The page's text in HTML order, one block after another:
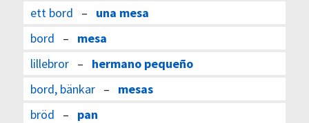
ett bord – una mesa
bord – mesa
lillebror– hermano pequeño
bord, bänkar– mesas
bröd – pan